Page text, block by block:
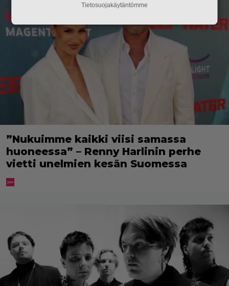
”Nukuimme kaikki viisi samassa
huoneessa” – Renny Harlinin perhe
vietti unelmien kesän Suomessa
Tietosuojakäytäntömme